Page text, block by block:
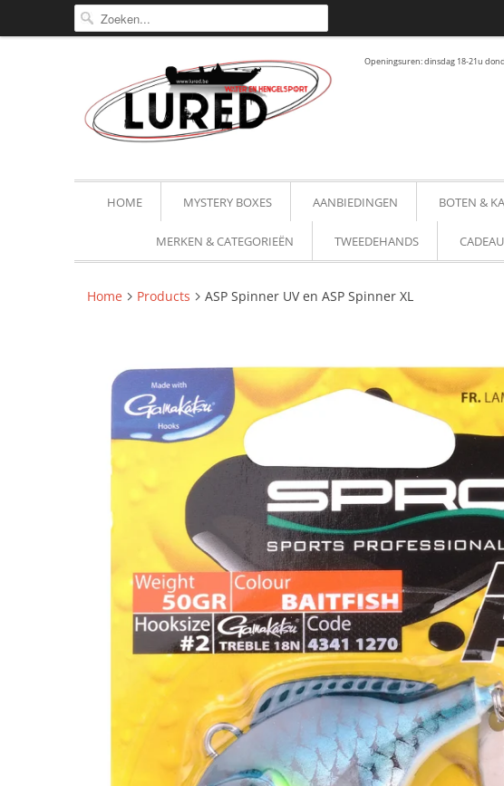
Openingsuren: dinsdag 18-21u
HOME MYSTERY BOXES AANBIEDINGEN BOTEN &
MERKEN & CATEGORIEËN TWEEDEHANDS
Home Products ASP Spinner UV en ASP Spinner XL